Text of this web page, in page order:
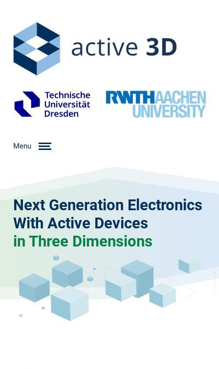
Menu
Next Generation Electronics
With Active Devices
in Three Dimensions